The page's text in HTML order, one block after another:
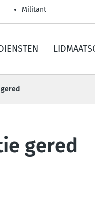
Militant
gered